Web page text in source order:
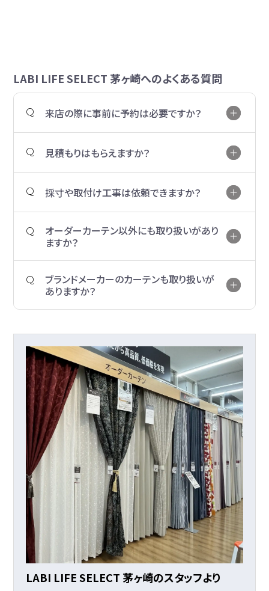
LABI LIFE SELECT 茅ヶ崎へのよくある質問
来店の際に事前に予約は必要ですか？
見積もりはもらえますか？
採寸や取付け工事は依頼できますか？
オーダーカーテン以外にも取り扱いがあり
ますか？
ブランドメーカーのカーテンも取り扱いが
ありますか？
LABI LIFE SELECT 茅ヶ崎のスタッフより